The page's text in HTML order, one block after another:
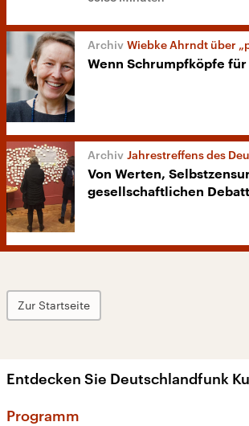
Wiebke Ahrndt über „political
Wenn Schrumpfköpfe
Jahrestreffens des
Von Werten,
gesellschaftlichen
Zur Startseite
Entdecken Sie Deutschlandfunk
Programm